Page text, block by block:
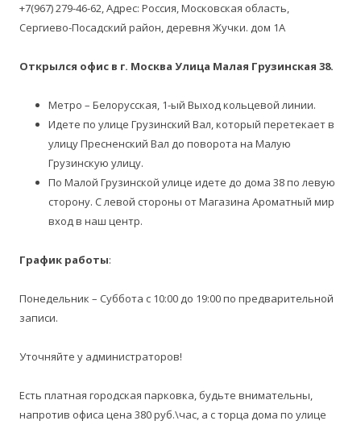
+7(967) 279-46-62, Адрес: Россия, Московская область,
Сергиево-Посадский район, деревня Жучки. дом 1А
Открылся офис в г. Москва Улица Малая Грузинская 38.
Метро – Белорусская, 1-ый Выход кольцевой линии.
Идете по улице Грузинский Вал, который перетекает в
улицу Пресненский Вал до поворота на Малую
Грузинскую улицу.
По Малой Грузинской улице идете до дома 38 по левую
сторону. С левой стороны от Магазина Ароматный мир
вход в наш центр.
График работы:
Понедельник – Суббота с 10:00 до 19:00 по предварительной
записи.
Уточняйте у администраторов!
Есть платная городская парковка, будьте внимательны,
напротив офиса цена 380 руб.\час, а с торца дома по улице